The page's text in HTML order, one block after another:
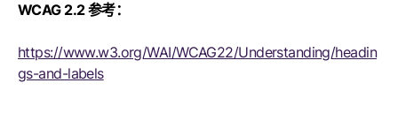
WCAG 2.2 参考：
https://www.w3.org/WAI/WCAG22/Understanding/headin
gs-and-labels